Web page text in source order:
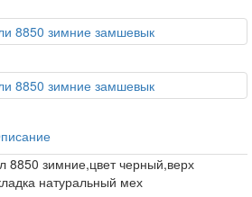
8850 зимние,цвет черный,верх
натуральный мех